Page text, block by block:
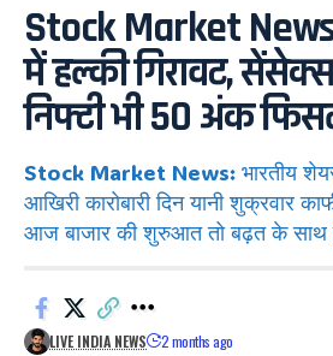
Stock Market
में हल्की गिरावट,
निफ्टी भी 50 अंक
Stock Market News: भारतीय शेयर
आखिरी कारोबारी दिन यानी शुक्रवार
आज बाजार की शुरुआत तो बढ़त के साथ
LIVE INDIA NEWS 2 months ago